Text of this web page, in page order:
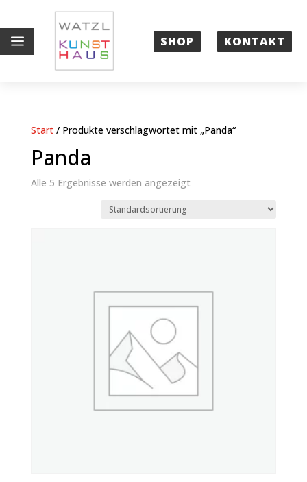
a SHOP KONTAKT
Start/ Produkte verschlagwortet mit „Panda“
Panda
Alle 5 Ergebnisse werden angezeigt